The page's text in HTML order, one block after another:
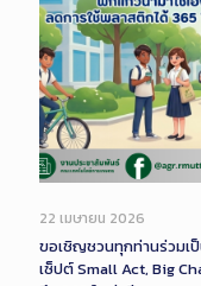
22 เมษายน 2026
ขอเชิญชวนทุกท่านร่วมเ
เซ็ปต์ Small Act, Big